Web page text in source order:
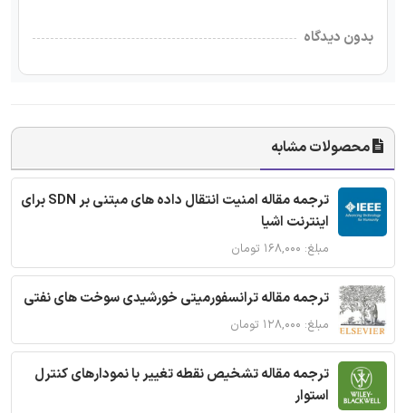
بدون دیدگاه
محصولات مشابه
ترجمه مقاله امنیت انتقال داده های مبتنی بر SDN برای
اینترنت اشیا
مبلغ: ۱۶۸,۰۰۰ تومان
ترجمه مقاله ترانسفورمیتی خورشیدی سوخت های نفتی
مبلغ: ۱۲۸,۰۰۰ تومان
ترجمه مقاله تشخیص نقطه تغییر با نمودارهای کنترل
استوار